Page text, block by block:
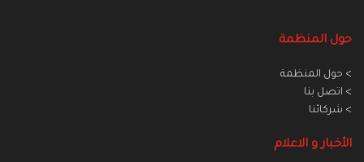
حول المنظمة
> حول المنظمة
> اتصل بنا
> شركائنا
الأخبار و الاعلام